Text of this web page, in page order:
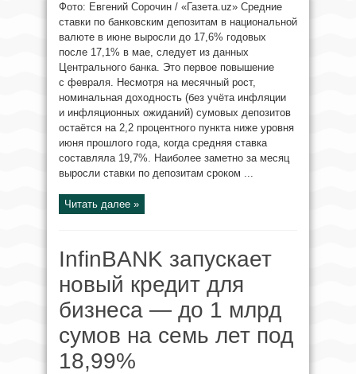
Фото: Евгений Сорочин / «Газета.uz» Средние
ставки по банковским депозитам в национальной
валюте в июне выросли до 17,6% годовых
после 17,1% в мае, следует из данных
Центрального банка. Это первое повышение
с февраля. Несмотря на месячный рост,
номинальная доходность (без учёта инфляции
и инфляционных ожиданий) сумовых депозитов
остаётся на 2,2 процентного пункта ниже уровня
июня прошлого года, когда средняя ставка
составляла 19,7%. Наиболее заметно за месяц
выросли ставки по депозитам сроком ...
Читать далее »
InfinBANK запускает
новый кредит для
бизнеса — до 1 млрд
сумов на семь лет под
18,99%